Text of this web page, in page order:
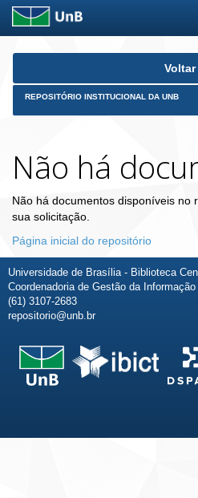
Skip
Voltar
REPOSITÓRIO INSTITUCIONAL DA UNB
Não há
Não há documentos disponíveis no
sua solicitação.
Página inicial do repositório
Universidade de Brasília - Biblioteca
Coordenadoria de Gestão da
(61) 3107-2683
repositorio@unb.br